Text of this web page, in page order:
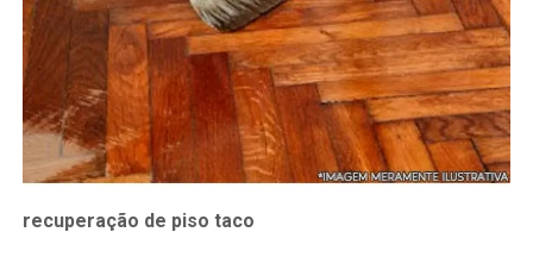
recuperação de piso taco